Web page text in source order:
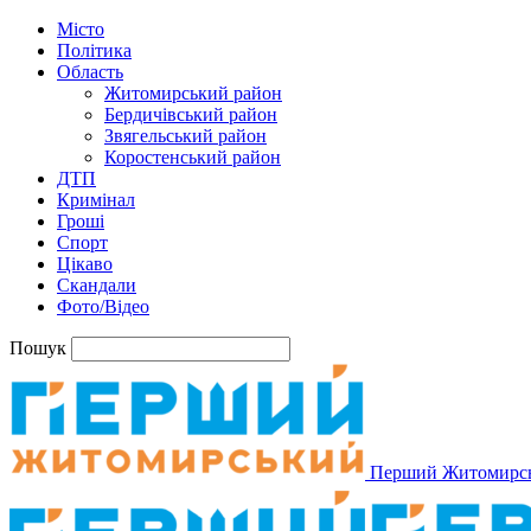
Місто
Політика
Область
Житомирський район
Бердичівський район
Звягельський район
Коростенський район
ДТП
Кримінал
Гроші
Спорт
Цікаво
Скандали
Фото/Відео
Пошук
Перший